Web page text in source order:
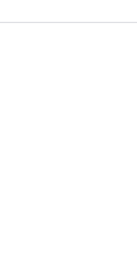
迷你吧